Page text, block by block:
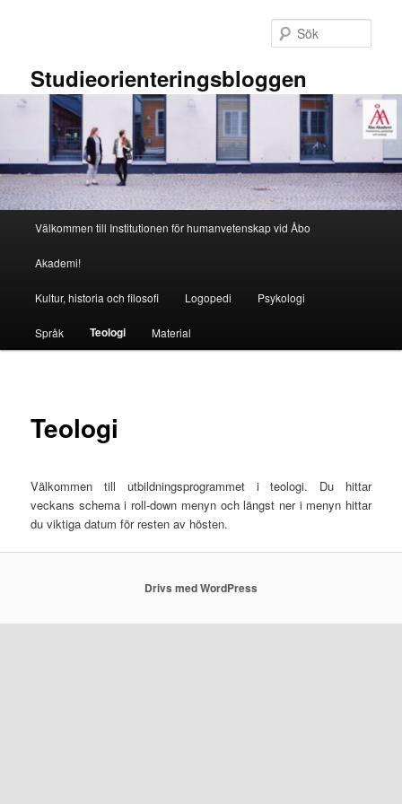
Studieorienteringsbloggen
Välkommen till Institutionen för humanvetenskap vid Åbo
Akademi!
Kultur, historia och filosofi Logopedi Psykologi
Språk Teologi Material
Teologi
Välkommen till utbildningsprogrammet i teologi. Du hittar
veckans schema i roll-down menyn och längst ner i menyn hittar
du viktiga datum för resten av hösten.
Drivs med WordPress